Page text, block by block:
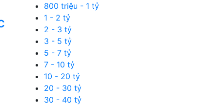
800 triệu - 1 tỷ
1 - 2 tỷ
2 - 3 tỷ
3 - 5 tỷ
5 - 7 tỷ
7 - 10 tỷ
10 - 20 tỷ
20 - 30 tỷ
30 - 40 tỷ